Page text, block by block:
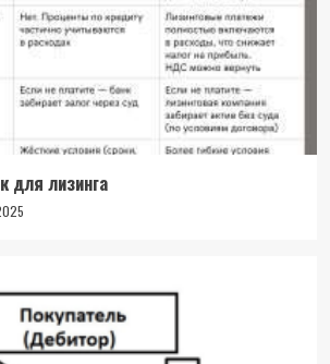
для лизинга